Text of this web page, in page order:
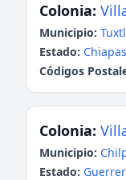
Colonia:
Municipio:
Estado: Chiapas
Códigos
Colonia:
Municipio:
Estado: